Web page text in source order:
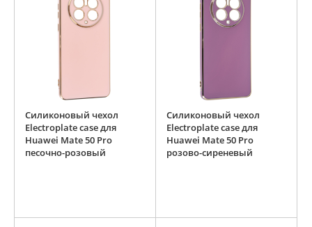
Силиконовый чехол
Electroplate case для
Huawei Mate 50 Pro
песочно-розовый
Силиконовый чехол
Electroplate case для
Huawei Mate 50 Pro
розово-сиреневый